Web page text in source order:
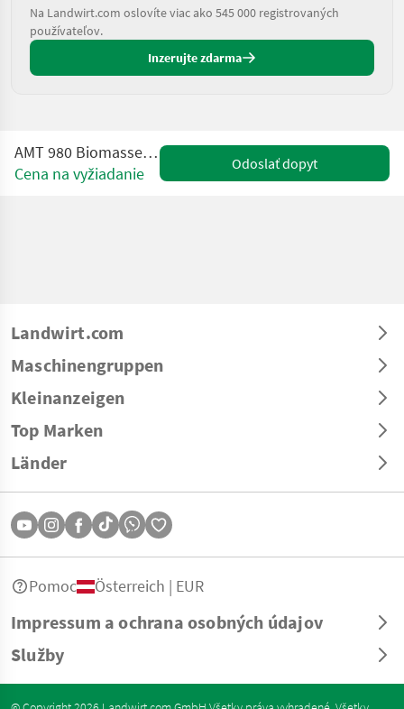
Na Landwirt.com oslovíte viac ako 545 000 registrovaných
používateľov.
Inzerujte zdarma
AMT 980 Biomasse Heißlufterzeuger
Cena na vyžiadanie
Odoslať dopyt
Landwirt.com
Maschinengruppen
Kleinanzeigen
Top Marken
Länder
Impressum a ochrana osobných údajov
Služby
Pomoc Österreich | EUR